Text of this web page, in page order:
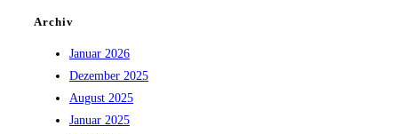
Archiv
Januar 2026
Dezember 2025
August 2025
Januar 2025